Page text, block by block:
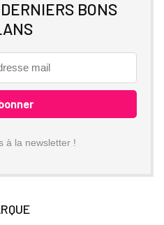
BONS
à la newsletter !